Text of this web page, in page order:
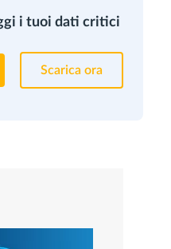
i tuoi dati critici
Scarica ora